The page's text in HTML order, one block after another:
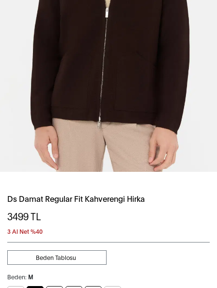
Ds Damat Regular Fit Kahverengi Hirka
3499TL
3 Al Net %40
Beden: M
Beden Tablosu